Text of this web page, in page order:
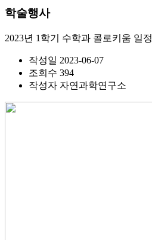
학술행사
2023년 1학기 수학과 콜로키움 일정
작성일 2023-06-07
조회수 394
작성자 자연과학연구소